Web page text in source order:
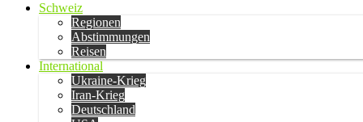
Schweiz
Regionen
Abstimmungen
Reisen
International
Ukraine-Krieg
Iran-Krieg
Deutschland